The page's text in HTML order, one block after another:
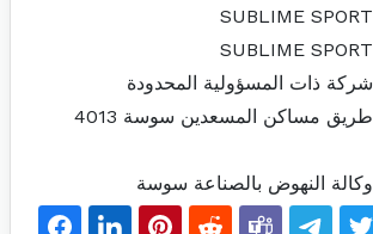
SUBLIME SPORT
SUBLIME SPORT
شركة ذات المسؤولية المحدودة
طريق مساكن المسعدين سوسة 4013
وكالة النهوض بالصناعة سوسة